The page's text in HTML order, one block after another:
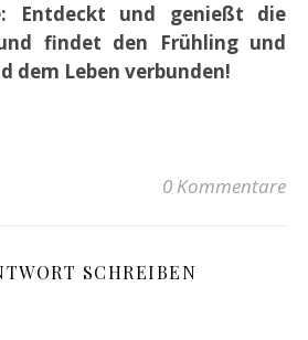
Entdeckt und genießt die
findet den Frühling und
dem Leben verbunden!
0 Kommentare
SCHREIBEN